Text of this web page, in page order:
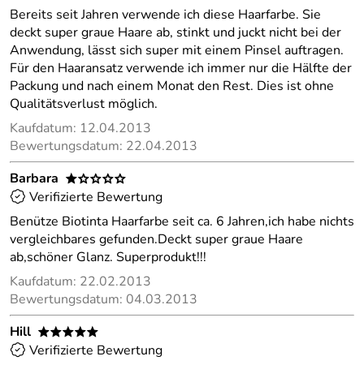
Bereits seit Jahren verwende ich diese Haarfarbe. Sie
deckt super graue Haare ab, stinkt und juckt nicht bei der
Anwendung, lässt sich super mit einem Pinsel auftragen.
Für den Haaransatz verwende ich immer nur die Hälfte der
Packung und nach einem Monat den Rest. Dies ist ohne
Qualitätsverlust möglich.
Kaufdatum: 12.04.2013
Bewertungsdatum: 22.04.2013
Barbara
*oooo
Verifizierte Bewertung
Benütze Biotinta Haarfarbe seit ca. 6 Jahren,ich habe nichts
vergleichbares gefunden.Deckt super graue Haare
ab,schöner Glanz. Superprodukt!!!
Kaufdatum: 22.02.2013
Bewertungsdatum: 04.03.2013
Hill
*****
Verifizierte Bewertung